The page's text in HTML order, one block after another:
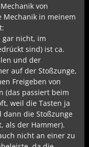
von
Mechanik in meinem
gar nicht, im
sind) ist ca.
und der
auf der Stoßzunge,
Freigeben von
(das passiert beim
weil die Tasten ja
die Stoßzunge
als der Hammer).
nicht an einer zu